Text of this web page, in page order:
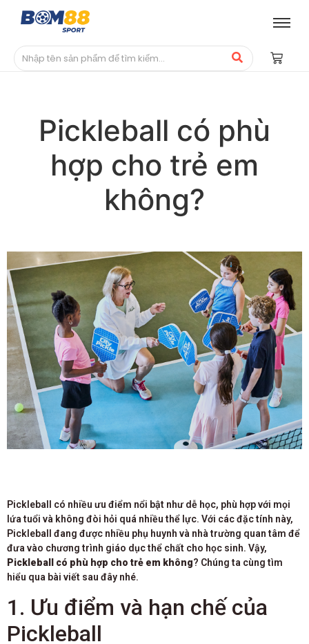
Pickleball có phù
hợp cho trẻ em
không?
Pickleball có nhiều ưu điểm nổi bật như dễ học, phù hợp với mọi
lứa tuổi và không đòi hỏi quá nhiều thể lực. Với các đặc tính này,
Pickleball đang được nhiều phụ huynh và nhà trường quan tâm để
đưa vào chương trình giáo dục thể chất cho học sinh. Vậy,
Pickleball có phù hợp cho trẻ em không? Chúng ta cùng tìm
hiểu qua bài viết sau đây nhé.
1. Ưu điểm và hạn chế của
Pickleball